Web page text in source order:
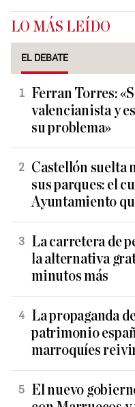
LO MÁS LEÍDO
EL DEBATE
Ferran Torres:
valencianista y
su problema»
Castellón suelta
sus parques: el
Ayuntamiento
La carretera de
la alternativa
minutos más
La propaganda
patrimonio
marroquíes
El nuevo